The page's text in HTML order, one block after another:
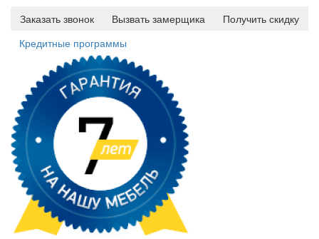
Заказать звонок
Вызвать замерщика
Получить скидку
Кредитные программы